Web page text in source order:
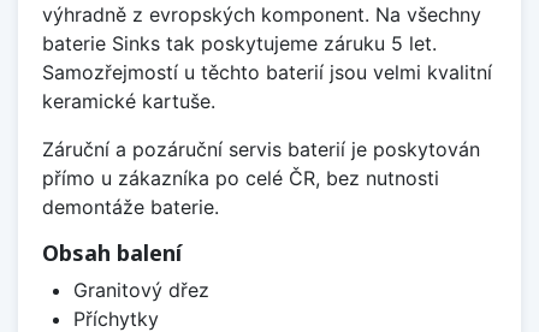
výhradně z evropských komponent. Na všechny
baterie Sinks tak poskytujeme záruku 5 let.
Samozřejmostí u těchto baterií jsou velmi kvalitní
keramické kartuše.
Záruční a pozáruční servis baterií je poskytován
přímo u zákazníka po celé ČR, bez nutnosti
demontáže baterie.
Obsah balení
Granitový dřez
Příchytky